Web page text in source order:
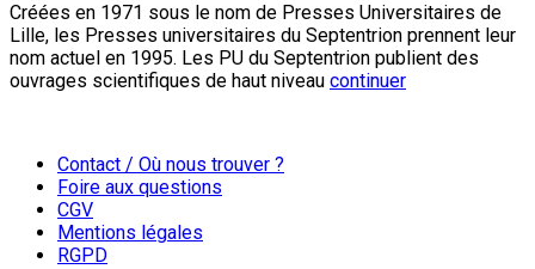
Créées en 1971 sous le nom de Presses Universitaires de
Lille, les Presses universitaires du Septentrion prennent leur
nom actuel en 1995. Les PU du Septentrion publient des
ouvrages scientifiques de haut niveau continuer
Contact / Où nous trouver ?
Foire aux questions
CGV
Mentions légales
RGPD